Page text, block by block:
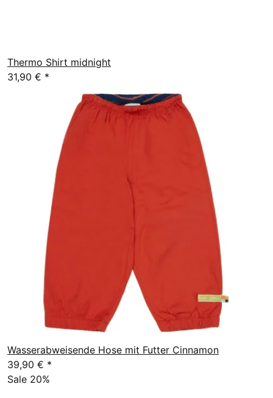
Thermo Shirt midnight
31,90 € *
Wasserabweisende Hose mit Futter Cinnamon
39,90 € *
Sale 20%